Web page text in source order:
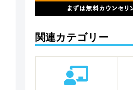
関連カテゴリー